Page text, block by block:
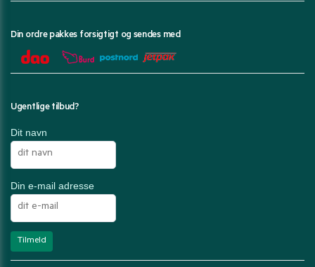
Din ordre pakkes forsigtigt og sendes med
Ugentlige tilbud?
Dit navn
Din e-mail adresse